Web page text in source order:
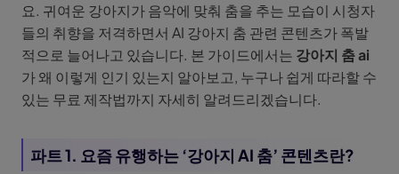
요. 귀여운 강아지가 음악에 맞춰 춤을 추는 모습이 시청자
들의 취향을 저격하면서 AI 강아지 춤 관련 콘텐츠가 폭발
적으로 늘어나고 있습니다. 본 가이드에서는 강아지 춤 ai
가 왜 이렇게 인기 있는지 알아보고, 누구나 쉽게 따라할 수
있는 무료 제작법까지 자세히 알려드리겠습니다.
파트 1. 요즘 유행하는 ‘강아지 AI 춤’ 콘텐츠란?